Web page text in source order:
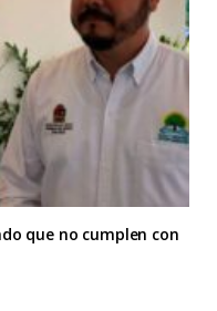
que no cumplen con